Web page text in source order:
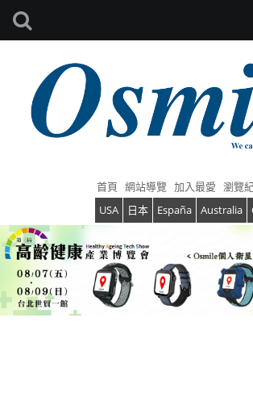
首頁 網站導覽 加入最愛
USA
日本 España Australia
瀏覽